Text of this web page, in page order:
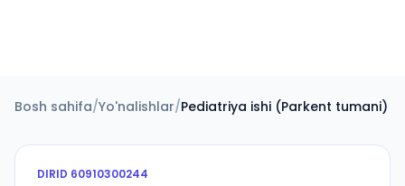
Bosh sahifa/Yo'nalishlar/Pediatriya ishi (Parkent tumani)
DIRID 60910300244